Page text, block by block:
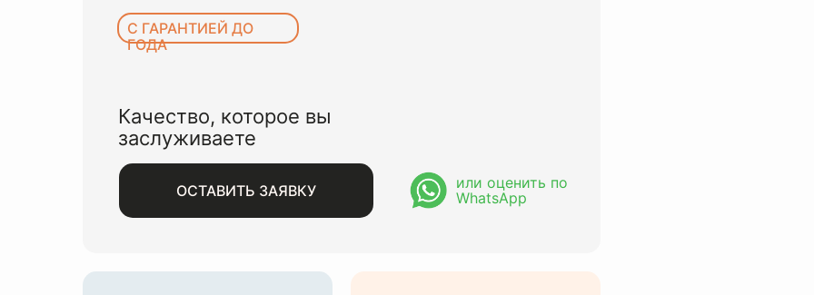
С ГАРАНТИЕЙ ДО
ГОДА
Качество, которое вы
заслуживаете
ОСТАВИТЬ ЗАЯВКУ
или оценить по
WhatsApp